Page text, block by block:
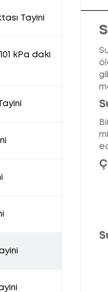
Tayini
kPa daki